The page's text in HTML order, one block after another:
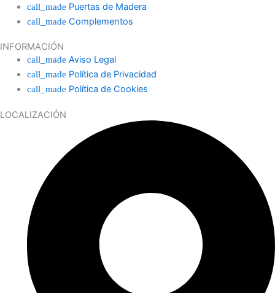
Puertas de Madera
Complementos
INFORMACIÓN
Aviso Legal
Política de Privacidad
Política de Cookies
LOCALIZACIÓN